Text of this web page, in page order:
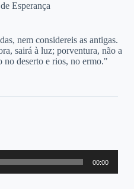
Esperança
nem considereis as antigas.
sairá à luz; porventura, não a
no deserto e rios, no ermo."
00:00